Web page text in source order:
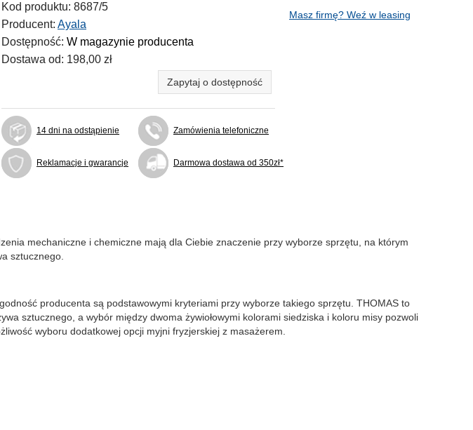
Kod produktu: 8687/5
Producent: Ayala
Dostępność: W magazynie producenta
Dostawa od: 198,00 zł
Zapytaj o dostępność
14 dni na odstąpienie Zamówienia telefoniczne
Reklamacje i gwarancje Darmowa dostawa od 350zł*
Masz firmę? Weź w leasing
mechaniczne i chemiczne mają dla Ciebie znaczenie przy wyborze sprzętu, na którym
sztucznego.
producenta są podstawowymi kryteriami przy wyborze takiego sprzętu. THOMAS to
sztucznego, a wybór między dwoma żywiołowymi kolorami siedziska i koloru misy pozwoli
wyboru dodatkowej opcji myjni fryzjerskiej z masażerem.